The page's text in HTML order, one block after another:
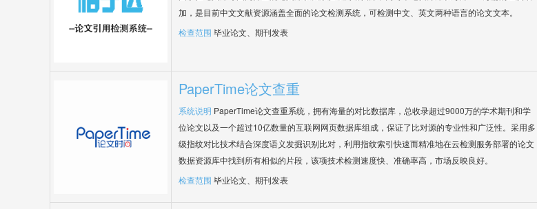
加，是目前中文文献资源涵盖全面的论文检测系统，可检测中文、英文两种语言的论文文本。
检查范围 毕业论文、期刊发表
PaperTime论文查重
系统说明 PaperTime论文查重系统，拥有海量的对比数据库，总收录超过9000万的学术期刊和学
位论文以及一个超过10亿数量的互联网网页数据库组成，保证了比对源的专业性和广泛性。采用多
级指纹对比技术结合深度语义发掘识别比对，利用指纹索引快速而精准地在云检测服务部署的论文
数据资源库中找到所有相似的片段，该项技术检测速度快、准确率高，市场反映良好。
检查范围 毕业论文、期刊发表